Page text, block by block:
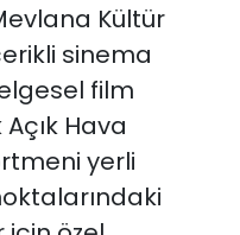
Kültür
sinema
film
Hava
yerli